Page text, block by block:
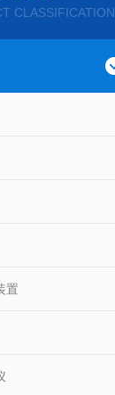
CLASSIFICATION
置